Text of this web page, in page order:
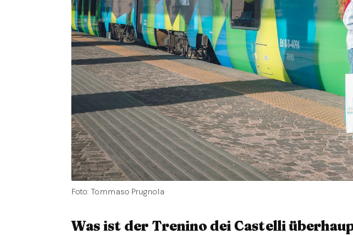
Foto: Tommaso Prugnola
Was ist der Trenino dei Castelli